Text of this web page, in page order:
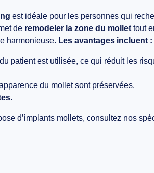
est idéale pour les personnes qui
de remodeler la zone du mollet tout
harmonieuse. Les avantages incluent :
patient est utilisée, ce qui réduit les
du mollet sont préservées.
.
d’implants mollets, consultez nos